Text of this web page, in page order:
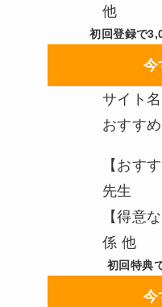
他
初回登録で
今
サイト
おすすめ
【おす
先生
【得意
係 他
初回特典
今